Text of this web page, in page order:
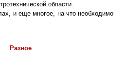
области.
и еще многое, на что необходимо
Разное